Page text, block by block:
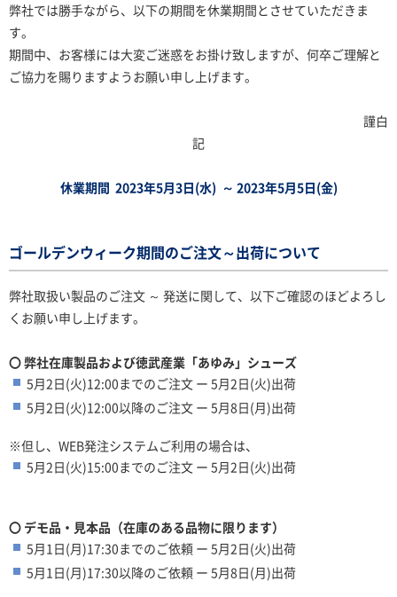
弊社では勝手ながら、以下の期間を休業期間とさせていただきま
す。
期間中、お客様には大変ご迷惑をお掛け致しますが、何卒ご理解と
ご協力を賜りますようお願い申し上げます。
謹白
記
休業期間 2023年5月3日(水) ～ 2023年5月5日(金)
ゴールデンウィーク期間のご注文～出荷について
弊社取扱い製品のご注文 ～ 発送に関して、以下ご確認のほどよろし
くお願い申し上げます。
〇 弊社在庫製品および徳武産業「あゆみ」シューズ
5月2日(火)12:00までのご注文 ー 5月2日(火)出荷
5月2日(火)12:00以降のご注文 ー 5月8日(月)出荷
※但し、WEB発注システムご利用の場合は、
5月2日(火)15:00までのご注文 ー 5月2日(火)出荷
〇 デモ品・見本品（在庫のある品物に限ります）
5月1日(月)17:30までのご依頼 ー 5月2日(火)出荷
5月1日(月)17:30以降のご依頼 ー 5月8日(月)出荷